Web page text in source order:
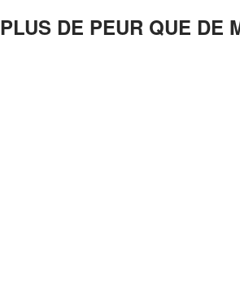
PLUS DE PEUR QUE DE